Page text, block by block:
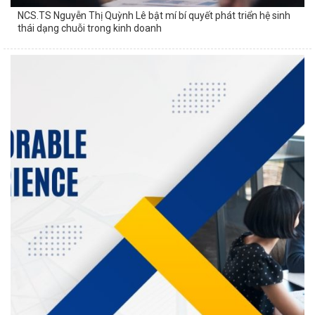
NCS.TS Nguyễn Thị Quỳnh Lê bật mí bí quyết phát triển hệ sinh
thái dạng chuỗi trong kinh doanh